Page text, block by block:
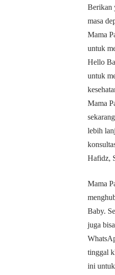
Berikan
masa
Mama
untuk
Hello
untuk
Mama
lebih
Hafidz,
Mama
Baby.
juga
tinggal
ini